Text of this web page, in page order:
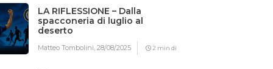
LA RIFLESSIONE – Dalla
spacconeria di luglio al
deserto
Matteo Tombolini,28/08/2025 2 min di